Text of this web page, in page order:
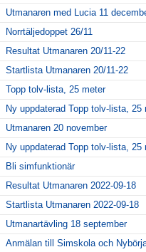
Utmanaren med Lucia 11
Norrtäljedoppet 26/11
Resultat Utmanaren 20/11-22
Startlista Utmanaren 20/11-22
Topp tolv-lista, 25 meter
Ny uppdaterad Topp tolv-lista, 25
Utmanaren 20 november
Ny uppdaterad Topp tolv-lista, 25
Bli simfunktionär
Resultat Utmanaren 2022-09-18
Startlista Utmanaren 2022-09-18
Utmanartävling 18 september
Anmälan till Simskola och